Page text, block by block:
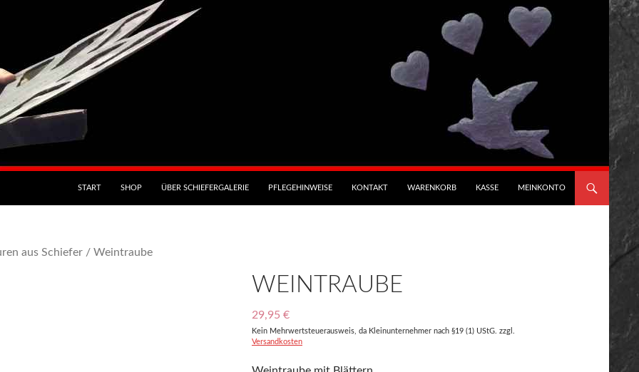
START SHOP ÜBER SCHIEFERGALERIE PFLEGEHINWEISE KONTAKT WARENKORB KASSE MEINKONTO
aus Schiefer / Weintraube
WEINTRAUBE
29,95 €
Kein Mehrwertsteuerausweis, da Kleinunternehmer nach §19 (1) UStG. zzgl.
Versandkosten